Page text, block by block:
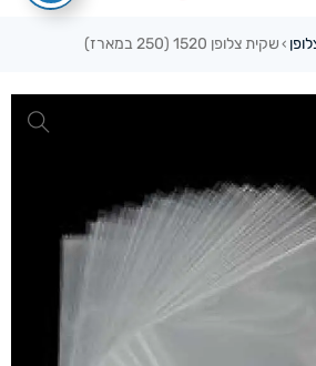
› שקית צלופן 1520 (250 במארז)